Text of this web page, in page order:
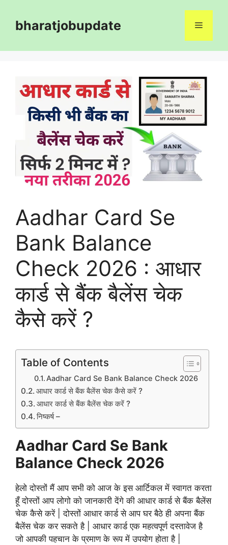
contentbharatjobupdate Menu
Aadhar Card Se
Bank Balance
Check 2026 : आधार
कार्ड से बैंक बैलेंस चेक
कैसे करें ?
Table of Contents
Aadhar Card Se Bank Balance Check 2026
आधार कार्ड से बैंक बैलेंस चेक कैसे करें ?
आधार कार्ड से बैंक बैलेंस चेक करें ?
निष्कर्ष –
Aadhar Card Se Bank
Balance Check 2026
हेलो दोस्तों मैं आप सभी को आज के इस आर्टिकल में स्वागत करता
हूँ दोस्तों आप लोगो को जानकारी देंगे की आधार कार्ड से बैंक बैलेंस
चेक कैसे करें | दोस्तों आधार कार्ड से आप घर बैठे ही अपना बैंक
बैलेंस चेक कर सकते है | आधार कार्ड एक महत्वपूर्ण दस्तावेज है
जो आपकी पहचान के प्रमाण के रूप में उपयोग होता है |